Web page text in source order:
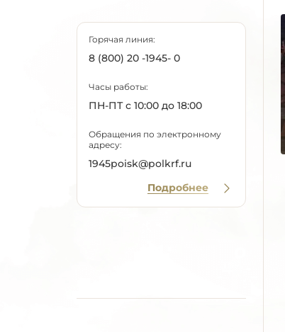
Горячая линия:
8 (800) 20 -1945- 0
Часы работы:
ПН-ПТ с 10:00 до 18:00
Обращения по электронному
адресу:
1945poisk@polkrf.ru
Подробнее